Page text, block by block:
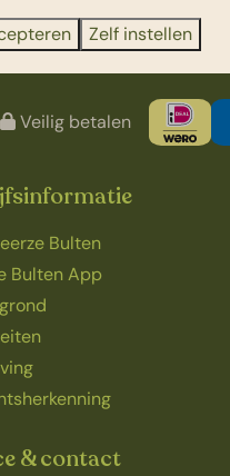
door Hardenberg.
Veilig betalen
Bulten
Bulten App
& contact
Zelf instellen